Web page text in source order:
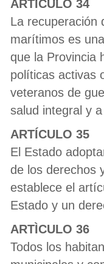
ARTÍCULO 34
La recuperación
marítimos es
que la Provincia
políticas activas
veteranos de
salud integral y
ARTÍCULO 35
El Estado
de los derechos
establece el
Estado y un
ARTÌCULO 36
Todos los